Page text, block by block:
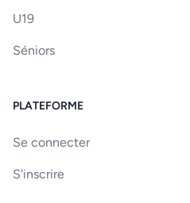
U19
Séniors
PLATEFORME
Se connecter
S'inscrire